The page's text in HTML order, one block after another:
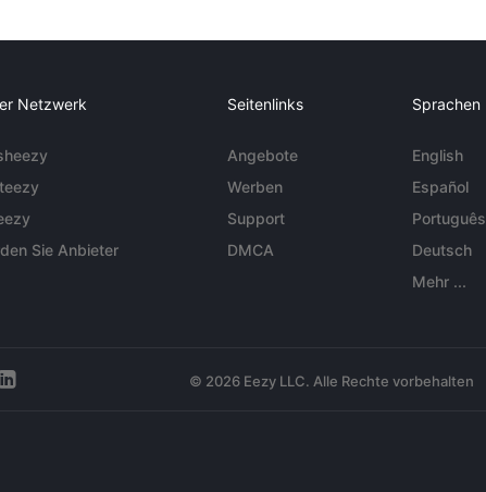
Netzwerk
Sie Anbieter
Seitenlinks
Angebote
Werben
Support
DMCA
Sprachen
English
Español
Português
Deutsch
Mehr ...
© 2026 Eezy LLC. Alle Rechte vorbehalten